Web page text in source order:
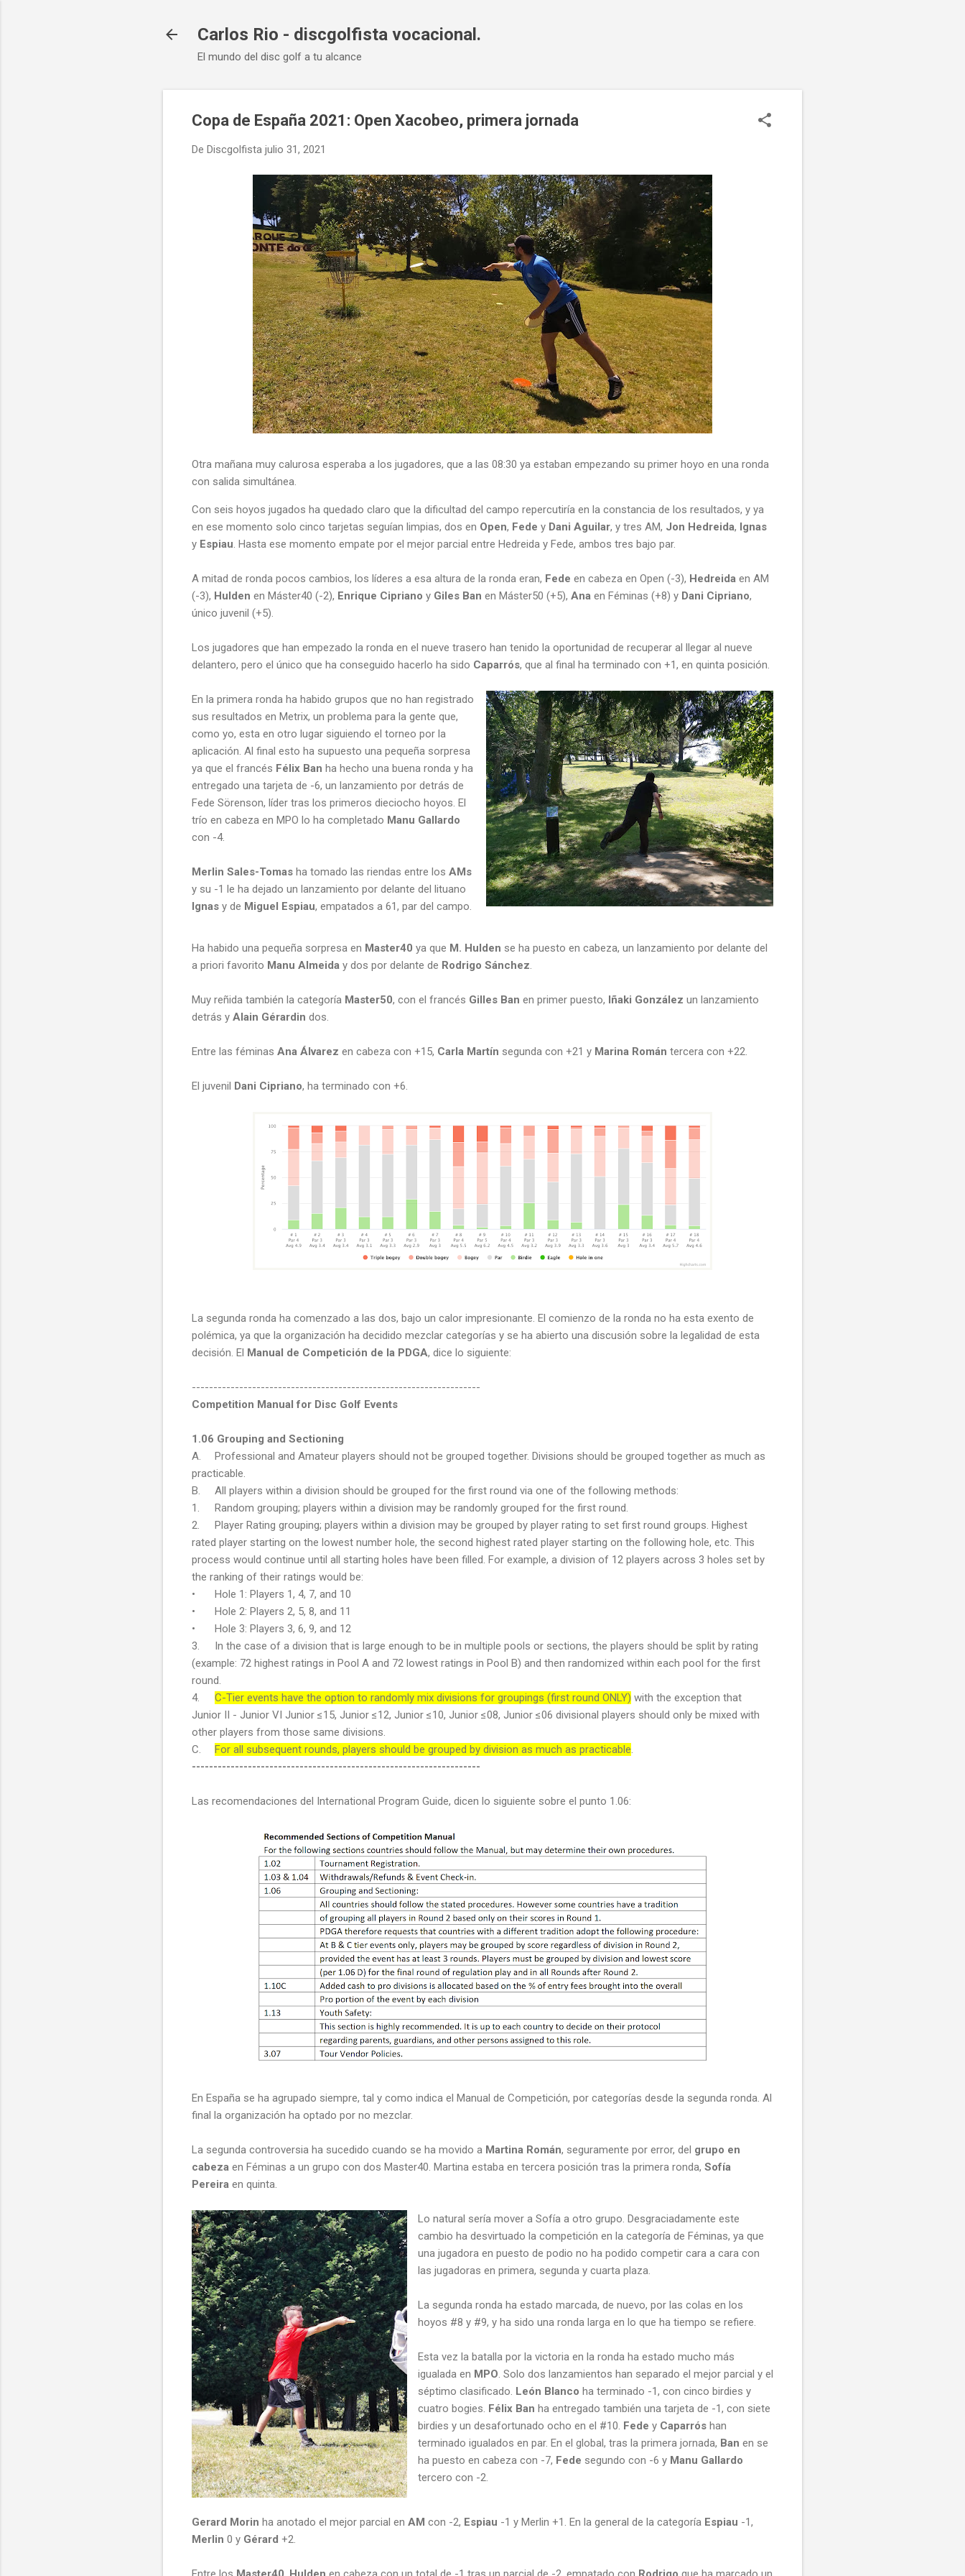
Carlos Rio - discgolfista vocacional.
El mundo del disc golf a tu alcance
Copa de España 2021: Open Xacobeo, primera jornada
De Discgolfista julio 31, 2021
Otra mañana muy calurosa esperaba a los jugadores, que a las 08:30 ya estaban empezando su primer hoyo en una ronda
con salida simultánea.
Con seis hoyos jugados ha quedado claro que la dificultad del campo repercutiría en la constancia de los resultados, y ya
en ese momento solo cinco tarjetas seguían limpias, dos en Open, Fede y Dani Aguilar, y tres AM, Jon Hedreida, Ignas
y Espiau . Hasta ese momento empate por el mejor parcial entre Hedreida y Fede, ambos tres bajo par.
A mitad de ronda pocos cambios, los líderes a esa altura de la ronda eran, Fede en cabeza en Open (-3), Hedreida en AM
(-3), Hulden en Máster40 (-2), Enrique Cipriano y Giles Ban en Máster50 (+5), Ana en Féminas (+8) y Dani Cipriano,
único juvenil (+5).
Los jugadores que han empezado la ronda en el nueve trasero han tenido la oportunidad de recuperar al llegar al nueve
delantero, pero el único que ha conseguido hacerlo ha sido Caparrós, que al final ha terminado con +1, en quinta posición.
En la primera ronda ha habido grupos que no han registrado
sus resultados en Metrix, un problema para la gente que,
como yo, esta en otro lugar siguiendo el torneo por la
aplicación. Al final esto ha supuesto una pequeña sorpresa
ya que el francés Félix Ban ha hecho una buena ronda y ha
entregado una tarjeta de -6, un lanzamiento por detrás de
Fede Sörenson, líder tras los primeros dieciocho hoyos. El
trío en cabeza en MPO lo ha completado Manu Gallardo
con -4.
Merlin Sales-Tomas ha tomado las riendas entre los AMs
y su -1 le ha dejado un lanzamiento por delante del lituano
Ignas y de Miguel Espiau, empatados a 61, par del campo.
Ha habido una pequeña sorpresa en Master40 ya que M. Hulden se ha puesto en cabeza, un lanzamiento por delante del
a priori favorito Manu Almeida y dos por delante de Rodrigo Sánchez
Muy reñida también la categoría Master50, con el francés Gilles Ban en primer puesto, Iñaki González un lanzamiento
detrás y Alain Gérardin dos.
Entre las féminas Ana Álvarez en cabeza con +15, Carla Martín segunda con +21 y Marina Román tercera con +22.
El juvenil Dani Cipriano, ha terminado con +6.
La segunda ronda ha comenzado a las dos, bajo un calor impresionante. El comienzo de la ronda no ha esta exento de
polémica, ya que la organización ha decidido mezclar categorías y se ha abierto una discusión sobre la legalidad de esta
decisión. El Manual de Competición de la PDGA, dice lo siguiente:
-------------------------------------------------------------------
Competition Manual for Disc Golf Events
1.06 Grouping and Sectioning
A.
Professional and Amateur players should not be grouped together. Divisions should be grouped together as much as
practicable.
B.
All players within a division should be grouped for the first round via one of the following methods:
1.
Random grouping; players within a division may be randomly grouped for the first round.
2.
Player Rating grouping; players within a division may be grouped by player rating to set first round groups. Highest
rated player starting on the lowest number hole, the second highest rated player starting on the following hole, etc. This
process would continue until all starting holes have been filled. For example, a division of 12 players across 3 holes set by
the ranking of their ratings would be:
•
Hole 1: Players 1, 4, 7, and 10
•
Hole 2: Players 2, 5, 8, and 11
•
Hole 3: Players 3, 6, 9, and 12
3.
In the case of a division that is large enough to be in multiple pools or sections, the players should be split by rating
(example: 72 highest ratings in Pool A and 72 lowest ratings in Pool B) and then randomized within each pool for the first
round.
4.
C-Tier events have the option to randomly mix divisions for groupings (first round ONLY) with the exception that
Junior II - Junior VI Junior ≤15, Junior ≤12, Junior ≤10, Junior ≤08, Junior ≤06 divisional players should only be mixed with
other players from those same divisions.
C.
For all subsequent rounds, players should be grouped by division as much as practicable
-------------------------------------------------------------------
Las recomendaciones del International Program Guide, dicen lo siguiente sobre el punto 1.06:
En España se ha agrupado siempre, tal y como indica el Manual de Competición, por categorías desde la segunda ronda. Al
final la organización ha optado por no mezclar.
La segunda controversia ha sucedido cuando se ha movido a Martina Román, seguramente por error, del grupo en
cabeza en Féminas a un grupo con dos Master40. Martina estaba en tercera posición tras la primera ronda, Sofía
Pereira en quinta.
Lo natural sería mover a Sofía a otro grupo. Desgraciadamente este
cambio ha desvirtuado la competición en la categoría de Féminas, ya que
una jugadora en puesto de podio no ha podido competir cara a cara con
las jugadoras en primera, segunda y cuarta plaza.
La segunda ronda ha estado marcada, de nuevo, por las colas en los
hoyos #8 y #9, y ha sido una ronda larga en lo que ha tiempo se refiere.
Esta vez la batalla por la victoria en la ronda ha estado mucho más
igualada en MPO . Solo dos lanzamientos han separado el mejor parcial y el
séptimo clasificado. León Blanco ha terminado -1, con cinco birdies y
cuatro bogies. Félix Ban ha entregado también una tarjeta de -1, con siete
birdies y un desafortunado ocho en el #10. Fede y Caparrós han
terminado igualados en par. En el global, tras la primera jornada, Ban en se
ha puesto en cabeza con -7, Fede segundo con -6 y Manu Gallardo
tercero con -2.
Gerard Morin ha anotado el mejor parcial en AM con -2, Espiau -1 y Merlin +1. En la general de la categoría Espiau -1,
Merlin 0 y Gérard +2.